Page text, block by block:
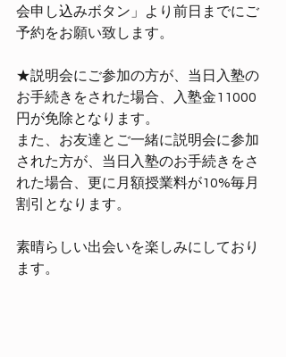
会申し込みボタン」より前日までにご
予約をお願い致します。
★説明会にご参加の方が、当日入塾の
お手続きをされた場合、入塾金11000
円が免除となります。
また、お友達とご一緒に説明会に参加
された方が、当日入塾のお手続きをさ
れた場合、更に月額授業料が10%毎月
割引となります。
素晴らしい出会いを楽しみにしており
ます。